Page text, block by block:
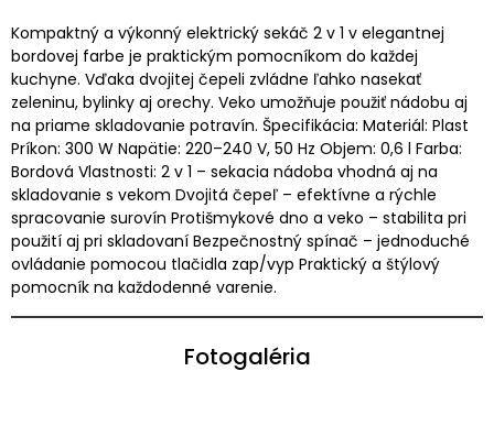
Kompaktný a výkonný elektrický sekáč 2 v 1 v elegantnej
bordovej farbe je praktickým pomocníkom do každej
kuchyne. Vďaka dvojitej čepeli zvládne ľahko nasekať
zeleninu, bylinky aj orechy. Veko umožňuje použiť nádobu aj
na priame skladovanie potravín. Špecifikácia: Materiál: Plast
Príkon: 300 W Napätie: 220–240 V, 50 Hz Objem: 0,6 l Farba:
Bordová Vlastnosti: 2 v 1 – sekacia nádoba vhodná aj na
skladovanie s vekom Dvojitá čepeľ – efektívne a rýchle
spracovanie surovín Protišmykové dno a veko – stabilita pri
použití aj pri skladovaní Bezpečnostný spínač – jednoduché
ovládanie pomocou tlačidla zap/vyp Praktický a štýlový
pomocník na každodenné varenie.
Fotogaléria